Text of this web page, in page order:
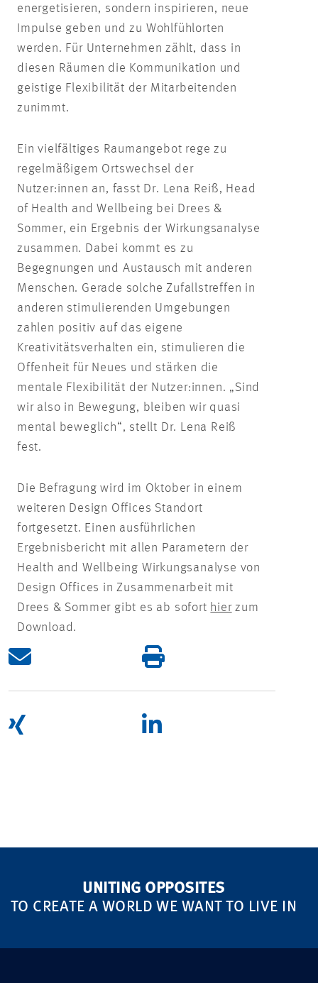
energetisieren, sondern inspirieren, neue
Impulse geben und zu Wohlfühlorten
werden. Für Unternehmen zählt, dass in
diesen Räumen die Kommunikation und
geistige Flexibilität der Mitarbeitenden
zunimmt.
Ein vielfältiges Raumangebot rege zu
regelmäßigem Ortswechsel der
Nutzer:innen an, fasst Dr. Lena Reiß, Head
of Health and Wellbeing bei Drees &
Sommer, ein Ergebnis der Wirkungsanalyse
zusammen. Dabei kommt es zu
Begegnungen und Austausch mit anderen
Menschen. Gerade solche Zufallstreffen in
anderen stimulierenden Umgebungen
zahlen positiv auf das eigene
Kreativitätsverhalten ein, stimulieren die
Offenheit für Neues und stärken die
mentale Flexibilität der Nutzer:innen. „Sind
wir also in Bewegung, bleiben wir quasi
mental beweglich“, stellt Dr. Lena Reiß
fest.
Die Befragung wird im Oktober in einem
weiteren Design Offices Standort
fortgesetzt. Einen ausführlichen
Ergebnisbericht mit allen Parametern der
Health and Wellbeing Wirkungsanalyse von
Design Offices in Zusammenarbeit mit
Drees & Sommer gibt es ab sofort hierzum
Download.
UNITING OPPOSITES
TO CREATE A WORLD WE WANT TO LIVE IN